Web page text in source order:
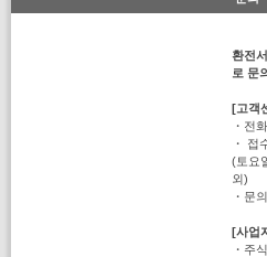
환전
로 문
[고객
・전
・ 접
(토요
외)
・문
[사업
・주